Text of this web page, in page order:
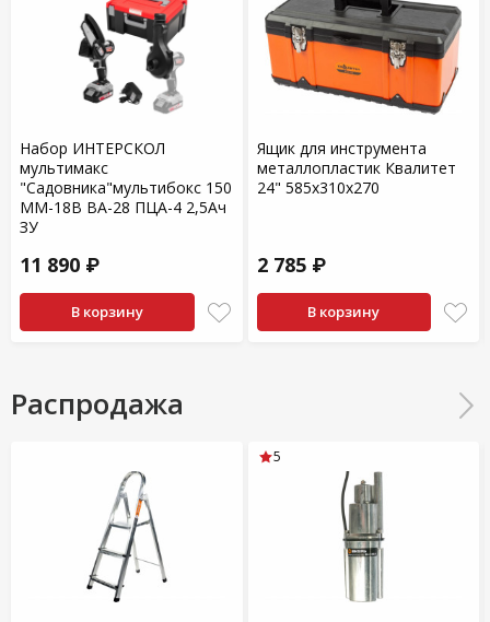
Набор ИНТЕРСКОЛ
мультимакс
"Садовника"мультибокс 150
ММ-18В ВА-28 ПЦА-4 2,5Ач
ЗУ
11 890 ₽
В корзину
Ящик для инструмента
металлопластик Квалитет
24" 585х310х270
2 785 ₽
В корзину
Распродажа
5